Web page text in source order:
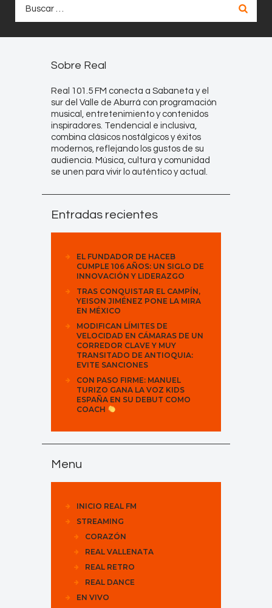
Sobre Real
Real 101.5 FM conecta a Sabaneta y el
sur del Valle de Aburrá con programación
musical, entretenimiento y contenidos
inspiradores. Tendencial e inclusiva,
combina clásicos nostálgicos y éxitos
modernos, reflejando los gustos de su
audiencia. Música, cultura y comunidad
se unen para vivir lo auténtico y actual.
Entradas recientes
EL FUNDADOR DE HACEB
CUMPLE 106 AÑOS: UN SIGLO DE
INNOVACIÓN Y LIDERAZGO
TRAS CONQUISTAR EL CAMPÍN,
YEISON JIMÉNEZ PONE LA MIRA
EN MÉXICO
MODIFICAN LÍMITES DE
VELOCIDAD EN CÁMARAS DE UN
CORREDOR CLAVE Y MUY
TRANSITADO DE ANTIOQUIA:
EVITE SANCIONES
CON PASO FIRME: MANUEL
TURIZO GANA LA VOZ KIDS
ESPAÑA EN SU DEBUT COMO
COACH
Menu
INICIO REAL FM
STREAMING
CORAZÓN
REAL VALLENATA
REAL RETRO
REAL DANCE
EN VIVO